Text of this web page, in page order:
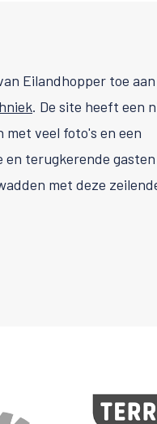
Eilandhopper toe
. De site heeft een
met veel foto's en een
terugkerende gasten
met deze